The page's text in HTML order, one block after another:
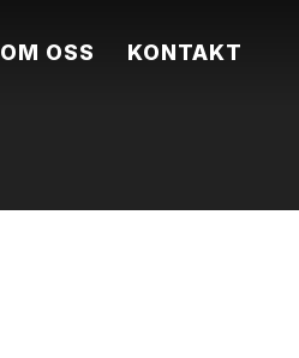
OM OSS KONTAKT